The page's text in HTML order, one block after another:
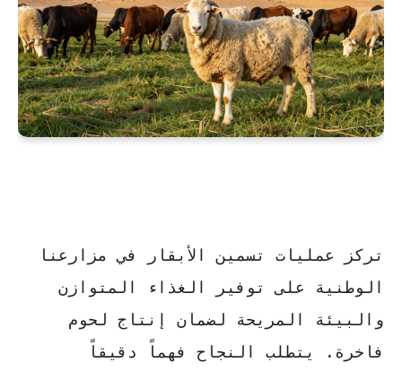
تركز عمليات تسمين الأبقار
في مزارعنا
الوطنية على توفير الغذاء المتوازن
والبيئة المريحة لضمان إنتاج لحوم
فاخرة. يتطلب النجاح فهماً دقيقاً